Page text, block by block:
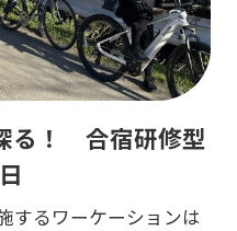
る！ 合宿研修型
するワーケーションは